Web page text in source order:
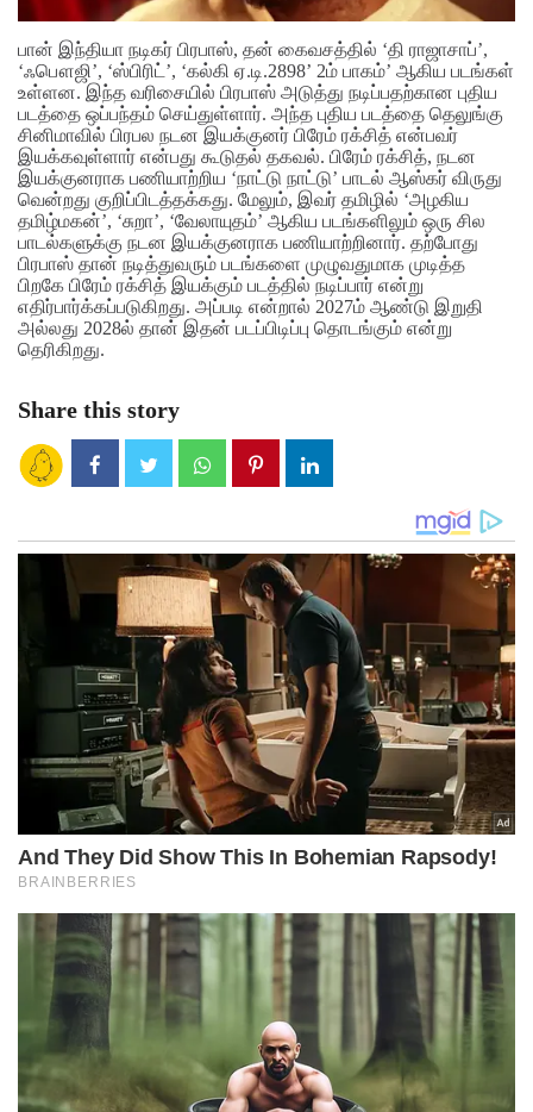
பான் இந்தியா நடிகர் பிரபாஸ், தன் கைவசத்தில் ‘தி ராஜாசாப்’,
‘ஃபௌஜி’, ‘ஸ்பிரிட்’, ‘கல்கி ஏ.டி.2898’ 2ம் பாகம்’ ஆகிய படங்கள்
உள்ளன. இந்த வரிசையில் பிரபாஸ் அடுத்து நடிப்பதற்கான புதிய
படத்தை ஒப்பந்தம் செய்துள்ளார். அந்த புதிய படத்தை தெலுங்கு
சினிமாவில் பிரபல நடன இயக்குனர் பிரேம் ரக்சித் என்பவர்
இயக்கவுள்ளார் என்பது கூடுதல் தகவல். பிரேம் ரக்சித், நடன
இயக்குனராக பணியாற்றிய ‘நாட்டு நாட்டு’ பாடல் ஆஸ்கர் விருது
வென்றது குறிப்பிடத்தக்கது. மேலும், இவர் தமிழில் ‘அழகிய
தமிழ்மகன்’, ‘சுறா’, ‘வேலாயுதம்’ ஆகிய படங்களிலும் ஒரு சில
பாடல்களுக்கு நடன இயக்குனராக பணியாற்றினார். தற்போது
பிரபாஸ் தான் நடித்துவரும் படங்களை முழுவதுமாக முடித்த
பிறகே பிரேம் ரக்சித் இயக்கும் படத்தில் நடிப்பார் என்று
எதிர்பார்க்கப்படுகிறது. அப்படி என்றால் 2027ம் ஆண்டு இறுதி
அல்லது 2028ல் தான் இதன் படப்பிடிப்பு தொடங்கும் என்று
தெரிகிறது.
Share this story